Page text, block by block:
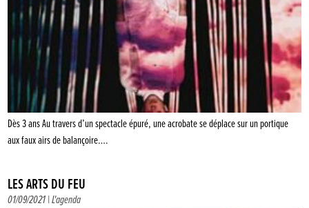
Dès 3 ans Au travers d’un spectacle épuré, une acrobate se déplace sur un portique
aux faux airs de balançoire….
LES ARTS DU FEU
01/09/2021 |L'agenda